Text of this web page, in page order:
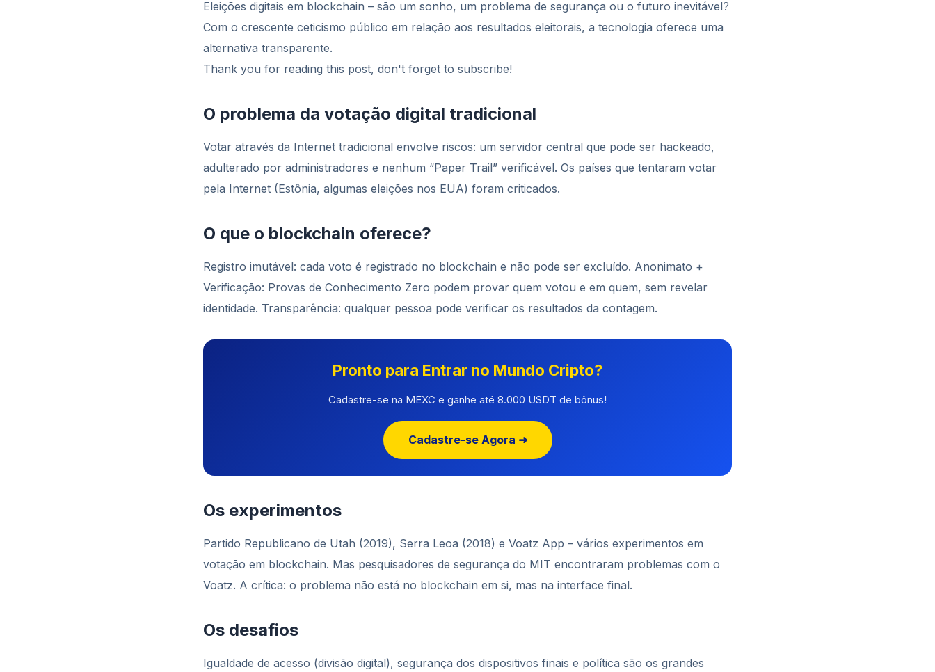
Eleições digitais em blockchain – são um sonho, um problema de segurança ou o futuro inevitável?
Com o crescente ceticismo público em relação aos resultados eleitorais, a tecnologia oferece uma
alternativa transparente.
Thank you for reading this post, don't forget to subscribe!
O problema da votação digital tradicional
Votar através da Internet tradicional envolve riscos: um servidor central que pode ser hackeado,
adulterado por administradores e nenhum “Paper Trail” verificável. Os países que tentaram votar
pela Internet (Estônia, algumas eleições nos EUA) foram criticados.
O que o blockchain oferece?
Registro imutável: cada voto é registrado no blockchain e não pode ser excluído. Anonimato +
Verificação: Provas de Conhecimento Zero podem provar quem votou e em quem, sem revelar
identidade. Transparência: qualquer pessoa pode verificar os resultados da contagem.
Pronto para Entrar no Mundo Cripto?
Cadastre-se na MEXC e ganhe até 8.000 USDT de bônus!
Cadastre-se Agora ➜
Os experimentos
Partido Republicano de Utah (2019), Serra Leoa (2018) e Voatz App – vários experimentos em
votação em blockchain. Mas pesquisadores de segurança do MIT encontraram problemas com o
Voatz. A crítica: o problema não está no blockchain em si, mas na interface final.
Os desafios
Igualdade de acesso (divisão digital), segurança dos dispositivos finais e política são os grandes